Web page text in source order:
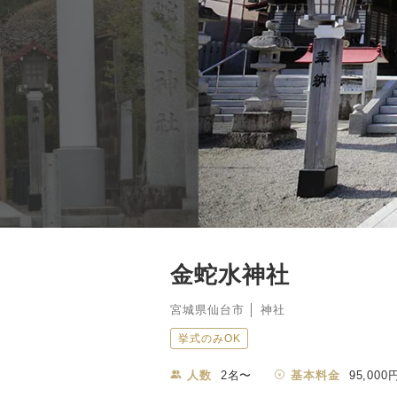
金蛇水神社
宮城県仙台市 │ 神社
挙式のみOK
人数 2名〜 基本料金 95,000